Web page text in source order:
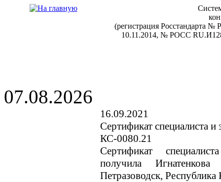
(регистрация
10.11.2014, № РОСС
07.08.2026
16.09.2021
Сертификат специалиста
КС-0080.21
Сертификат
получила
Петразоводск,